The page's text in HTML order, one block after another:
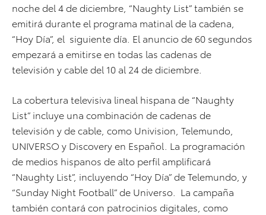
noche del 4 de diciembre, “Naughty List” también se
emitirá durante el programa matinal de la cadena,
“Hoy Día”, el siguiente día. El anuncio de 60 segundos
empezará a emitirse en todas las cadenas de
televisión y cable del 10 al 24 de diciembre.
La cobertura televisiva lineal hispana de “Naughty
List” incluye una combinación de cadenas de
televisión y de cable, como Univision, Telemundo,
UNIVERSO y Discovery en Español. La programación
de medios hispanos de alto perfil amplificará
“Naughty List”, incluyendo “Hoy Día” de Telemundo, y
“Sunday Night Football” de Universo. La campaña
también contará con patrocinios digitales, como